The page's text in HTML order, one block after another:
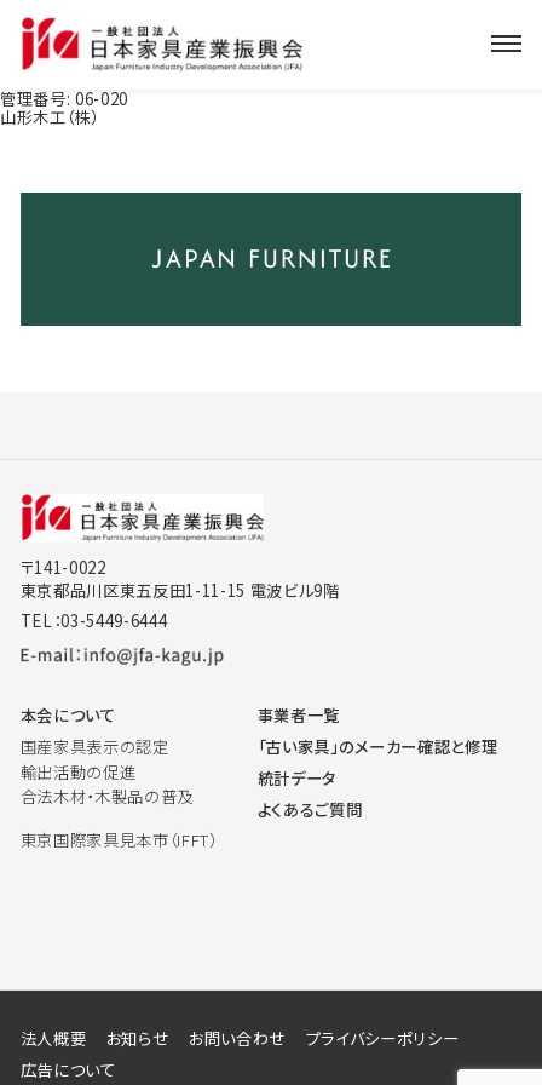
管理番号: 06-020
山形木工（株）
〒141-0022
東京都品川区東五反田1-11-15 電波ビル9階
TEL：03-5449-6444
本会について
国産家具表示の認定
輸出活動の促進
合法木材・木製品の普及
東京国際家具見本市（IFFT）
事業者一覧
「古い家具」のメーカー確認と修理
統計データ
よくあるご質問
法人概要 お知らせ お問い合わせ
プライバシーポリシー
広告について